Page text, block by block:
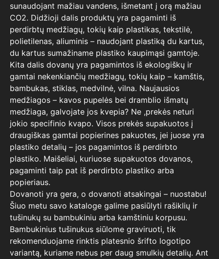
sunaudojant mažiau vandens, išmetant į orą mažiau
CO2. Didžioji dalis produktų yra pagaminti iš
perdirbtų medžiagų, tokių kaip plastikas, tekstilė,
polietilenas, aliuminis – naudojant plastiką du kartus,
du kartus sumažiname plastiko kaupimąsi gamtoje.
Kita dalis dovanų yra pagamintos iš ekologiškų ir
gamtai nekenkiančių medžiagų, tokių kaip – kamštis,
bambukas, stiklas, medvilnė, vilna. Naujausios
medžiagos – kavos pupelės bei dramblio išmatų
medžiaga, galvojate jos kvepia? Ne ,prekės neturi
jokio specifinio kvapo. Visos prekės supakuotos į
draugiškas gamtai popierines pakuotes, jei juose yra
plastiko detalių – jos pagamintos iš perdirbto
plastiko. Maišeliai, kuriuose supakuotos dovanos,
pagaminti taip pat iš perdirbto plastiko arba
popieriaus.
Dovanoti yra gera, o dovanoti atsakingai – nuostabu!
Šiuo metu savo kataloge galime pasiūlyti rašiklių ir
tušinukų su bambukiniu arba kamštiniu korpusu.
Bambukinius tušinukus siūlome graviruoti, tik
rekomenduojame rinktis platesnio šrifto logotipo
variantą, kuriame nebus per daug smulkių detalių. Ant